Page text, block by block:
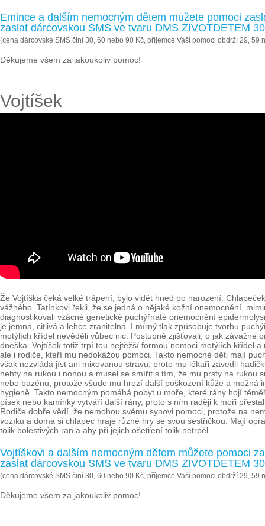
Emince a dalším nemocným dětem můžete pomoci
zaslat dárcovskou SMS ve tvaru DMS ZIVOTDETEM
(cena dárcovské SMS činí 30, 60 nebo 90 Kč, příjemce Vaší pomoci obdrží 29, 59
Děkujeme všem za jakoukoliv pomoc!
Vojtíšek
Že Vojtíška čeká velké trápení, bylo vidět hned po narození.
vážného. Tatínkovi řekli, že se jedná o nějaké kožní onemocnění,
diagnostikovali vzácné genetické puchýřnaté onemocnění
je jemná, citlivá a lehce zranitelná. I mírný tlak způsobuje tvorbu
motýlích křídel nevěděli vůbec nic. Postupně zjišťovali, o jak závažné
dneška. Vojtíšek totiž trpí tou nejtěžší formou nemoci motýlích křídel
ale i rodiče, kteří mu nedokážou pomoci. Takto nemocné děti mají
však nezvládá jíst ani mixovanou stravu, proto mu lékaři zavedli
nehty na rukou i nohou a musel se smířit s tím, že mu prsty na
nebo bazénu, protože všude mu hrozí další poškození kůže a
hygieně. Takto nemocným pomáhá pobyt u moře, které rány hojí
písek nebo kamínky vytváří další rány, proto s ním raději k moři
Rodiče dobře vědí, že nemohou svému synovi pomoci, protože na
vozíku a doma si chlapec hraje různé hry se svou sestřičkou. Mají
tolik bolestivých ran a aby při jejich ošetření tolik netrpěl.
Vojtíškovi a dalším nemocným dětem můžete pomoci
zaslat dárcovskou SMS ve tvaru DMS ZIVOTDETEM
(cena dárcovské SMS činí 30, 60 nebo 90 Kč, příjemce Vaší pomoci obdrží 29, 59
Děkujeme všem za jakoukoliv pomoc!